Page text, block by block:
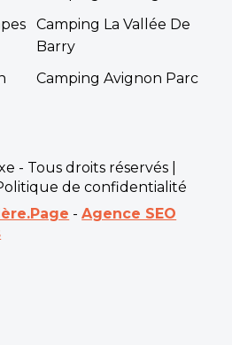
Camping La Vallée De
Barry
Camping Avignon Parc
- Tous droits réservés |
de confidentialité
-Agence SEO